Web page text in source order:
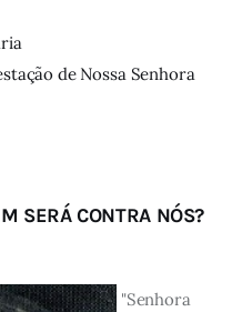
de Nossa Senhora
SERÁ CONTRA NÓS?
"Senhora